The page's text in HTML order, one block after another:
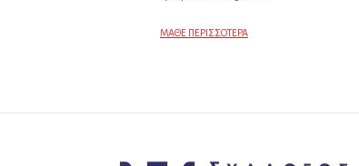
ΜΑΘΕ ΠΕΡΙΣΣΟΤΕΡΑ